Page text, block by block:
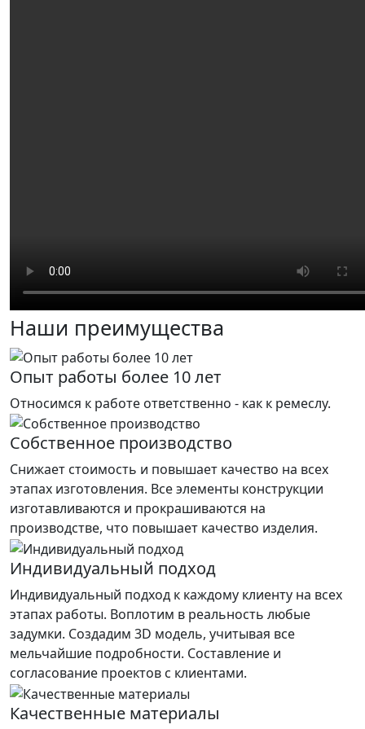
Наши преимущества
Опыт работы более 10 лет
Относимся к работе ответственно - как к ремеслу.
Собственное производство
Снижает стоимость и повышает качество на всех
этапах изготовления. Все элементы конструкции
изготавливаются и прокрашиваются на
производстве, что повышает качество изделия.
Индивидуальный подход
Индивидуальный подход к каждому клиенту на всех
этапах работы. Воплотим в реальность любые
задумки. Создадим 3D модель, учитывая все
мельчайшие подробности. Составление и
согласование проектов с клиентами.
Качественные материалы